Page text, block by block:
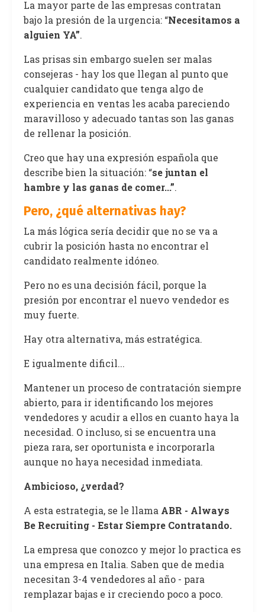
La mayor parte de las empresas contratan
bajo la presión de la urgencia: “Necesitamos a
alguien YA”.
Las prisas sin embargo suelen ser malas
consejeras - hay los que llegan al punto que
cualquier candidato que tenga algo de
experiencia en ventas les acaba pareciendo
maravilloso y adecuado tantas son las ganas
de rellenar la posición.
Creo que hay una expresión española que
describe bien la situación: “se juntan el
hambre y las ganas de comer...”.
Pero, ¿qué alternativas hay?
La más lógica sería decidir que no se va a
cubrir la posición hasta no encontrar el
candidato realmente idóneo.
Pero no es una decisión fácil, porque la
presión por encontrar el nuevo vendedor es
muy fuerte.
Hay otra alternativa, más estratégica.
E igualmente dificil...
Mantener un proceso de contratación siempre
abierto, para ir identificando los mejores
vendedores y acudir a ellos en cuanto haya la
necesidad. O incluso, si se encuentra una
pieza rara, ser oportunista e incorporarla
aunque no haya necesidad inmediata.
Ambicioso, ¿verdad?
A esta estrategia, se le llama ABR - Always
Be Recruiting - Estar Siempre Contratando.
La empresa que conozco y mejor lo practica es
una empresa en Italia. Saben que de media
necesitan 3-4 vendedores al año - para
remplazar bajas e ir creciendo poco a poco.